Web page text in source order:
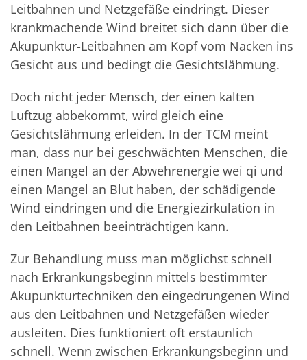
Leitbahnen und Netzgefäße eindringt. Dieser
krankmachende Wind breitet sich dann über die
Akupunktur-Leitbahnen am Kopf vom Nacken ins
Gesicht aus und bedingt die Gesichtslähmung.
Doch nicht jeder Mensch, der einen kalten
Luftzug abbekommt, wird gleich eine
Gesichtslähmung erleiden. In der TCM meint
man, dass nur bei geschwächten Menschen, die
einen Mangel an der Abwehrenergie wei qi und
einen Mangel an Blut haben, der schädigende
Wind eindringen und die Energiezirkulation in
den Leitbahnen beeinträchtigen kann.
Zur Behandlung muss man möglichst schnell
nach Erkrankungsbeginn mittels bestimmter
Akupunkturtechniken den eingedrungenen Wind
aus den Leitbahnen und Netzgefäßen wieder
ausleiten. Dies funktioniert oft erstaunlich
schnell. Wenn zwischen Erkrankungsbeginn und